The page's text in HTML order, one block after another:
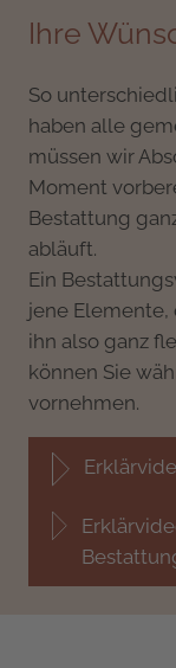
Ihre
So
haben alle
müssen wir
Moment
Bestattung
abläuft.
Ein
jene Elemente,
ihn also ganz
können Sie
vornehmen.